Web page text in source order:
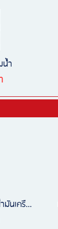
ำ
มันเครื...